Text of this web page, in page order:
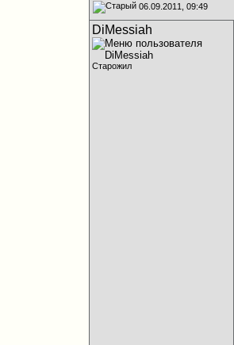
06.09.2011, 09:49
DiMessiah
Старожил